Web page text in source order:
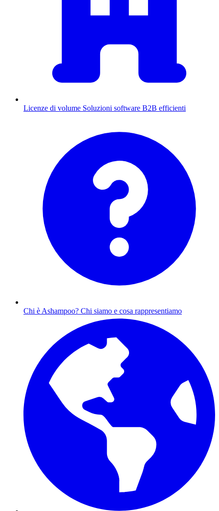
Licenze di volume Soluzioni software B2B efficienti
Chi è Ashampoo? Chi siamo e cosa rappresentiamo